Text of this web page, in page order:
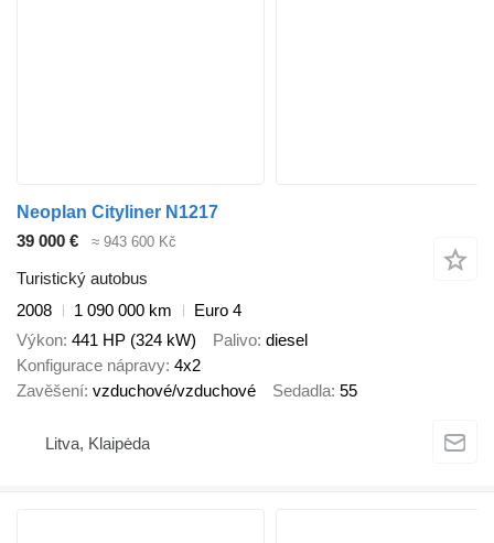
Neoplan Cityliner N1217
39 000 €
≈ 943 600 Kč
Turistický autobus
2008
1 090 000 km
Euro 4
Výkon 441 HP (324 kW) Palivo diesel
Konfigurace nápravy 4x2
Zavěšení vzduchové/vzduchové Sedadla 55
Litva, Klaipėda